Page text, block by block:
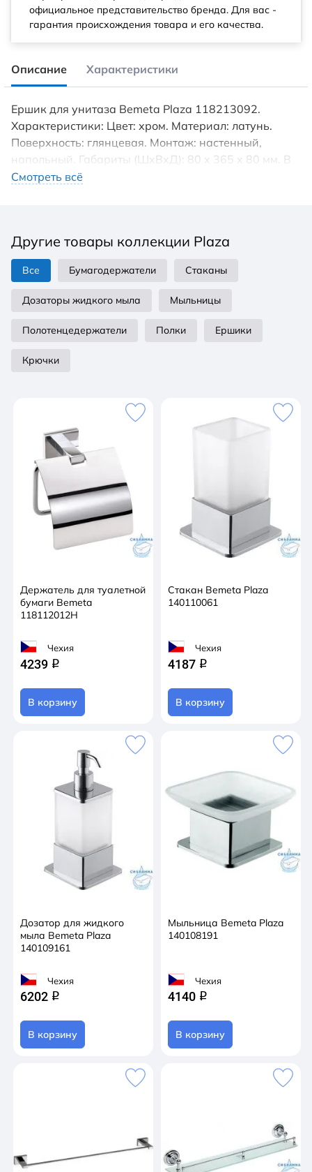
официальное представительство бренда. Для вас -
гарантия происхождения товара и его качества.
Описание Характеристики
Ершик для унитаза Bemeta Plaza 118213092.
Характеристики: Цвет: хром. Материал: латунь.
Поверхность: глянцевая. Монтаж: настенный,
напольный. Габариты (ШxВxД): 80 x 365 x 80 мм. В
комплекте поставки: Ёршик для унитаза.
Смотреть всё
Другие товары коллекции Plaza
Все Бумагодержатели Стаканы
Дозаторы жидкого мыла Мыльницы
Полотенцедержатели Полки Ершики
Крючки
Держатель для туалетной
бумаги Bemeta
118112012H
Чехия
4239 q
В корзину
Стакан Bemeta Plaza
140110061
Чехия
4187 q
В корзину
Дозатор для жидкого
мыла Bemeta Plaza
140109161
Чехия
6202 q
В корзину
Мыльница Bemeta Plaza
140108191
Чехия
4140 q
В корзину